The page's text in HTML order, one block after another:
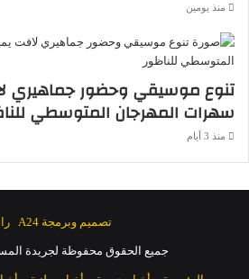
منذ يومين
تنوع موسيقي وحضور جماهيري
سهرات المهرجان المتوسطي
منذ 3 أيام
تصميم وبرمجة A24
جميع الحقوق محفوظة لجريدة المسائية 24